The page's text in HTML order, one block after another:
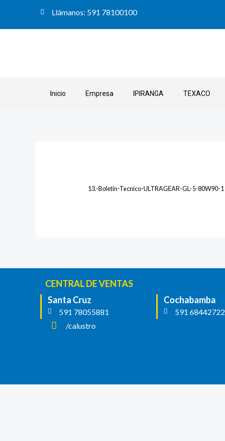
Llámanos: 591 78100100
Inicio Empresa IPIRANGA TEXACO
13.-Boletin-Tecnico-ULTRAGEAR-GL-5-80W90-1
CENTRAL DE VENTAS
Santa Cruz
591 78055881
Cochabamba
591 68442722
/calustro